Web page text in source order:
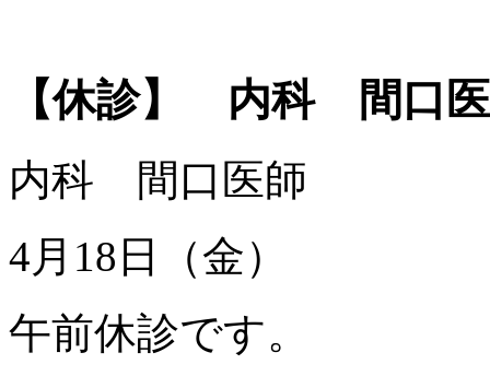
【休診】 内科 間口
内科 間口医師
4月18日（金）
午前休診です。